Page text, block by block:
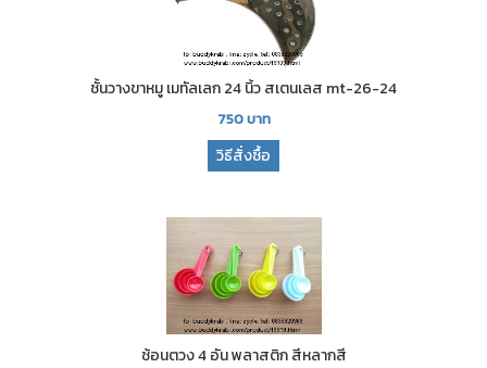
ชั้นวางขาหมู เมทัลเลก 24 นิ้ว สเตนเลส mt-26-24
750บาท
วิธีสั่งซื้อ
ช้อนตวง 4 อัน พลาสติก สีหลากสี